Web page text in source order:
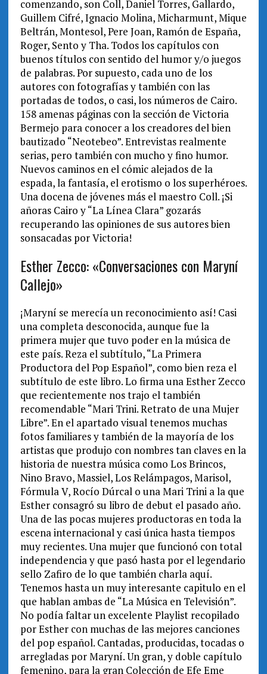
comenzando, son Coll, Daniel Torres, Gallardo,
Guillem Cifré, Ignacio Molina, Micharmunt, Mique
Beltrán, Montesol, Pere Joan, Ramón de España,
Roger, Sento y Tha. Todos los capítulos con
buenos títulos con sentido del humor y/o juegos
de palabras. Por supuesto, cada uno de los
autores con fotografías y también con las
portadas de todos, o casi, los números de Cairo.
158 amenas páginas con la sección de Victoria
Bermejo para conocer a los creadores del bien
bautizado “Neotebeo”. Entrevistas realmente
serias, pero también con mucho y fino humor.
Nuevos caminos en el cómic alejados de la
espada, la fantasía, el erotismo o los superhéroes.
Una docena de jóvenes más el maestro Coll. ¡Si
añoras Cairo y “La Línea Clara” gozarás
recuperando las opiniones de sus autores bien
sonsacadas por Victoria!
Esther Zecco: «Conversaciones con Maryní
Callejo»
¡Maryní se merecía un reconocimiento así! Casi
una completa desconocida, aunque fue la
primera mujer que tuvo poder en la música de
este país. Reza el subtítulo, “La Primera
Productora del Pop Español”, como bien reza el
subtítulo de este libro. Lo firma una Esther Zecco
que recientemente nos trajo el también
recomendable “Mari Trini. Retrato de una Mujer
Libre”. En el apartado visual tenemos muchas
fotos familiares y también de la mayoría de los
artistas que produjo con nombres tan claves en la
historia de nuestra música como Los Brincos,
Nino Bravo, Massiel, Los Relámpagos, Marisol,
Fórmula V, Rocío Dúrcal o una Mari Trini a la que
Esther consagró su libro de debut el pasado año.
Una de las pocas mujeres productoras en toda la
escena internacional y casi única hasta tiempos
muy recientes. Una mujer que funcionó con total
independencia y que pasó hasta por el legendario
sello Zafiro de lo que también charla aquí.
Tenemos hasta un muy interesante capitulo en el
que hablan ambas de “La Música en Televisión”.
No podía faltar un excelente Playlist recopilado
por Esther con muchas de las mejores canciones
del pop español. Cantadas, producidas, tocadas o
arregladas por Maryní. Un gran, y doble capítulo
femenino, para la gran Colección de Efe Eme